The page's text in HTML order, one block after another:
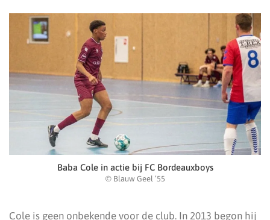
Baba Cole in actie bij FC Bordeauxboys
© Blauw Geel ’55
Cole is geen onbekende voor de club. In 2013 begon hij